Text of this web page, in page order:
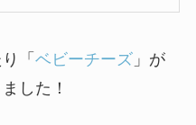
「 ベビーチーズ」が
した！